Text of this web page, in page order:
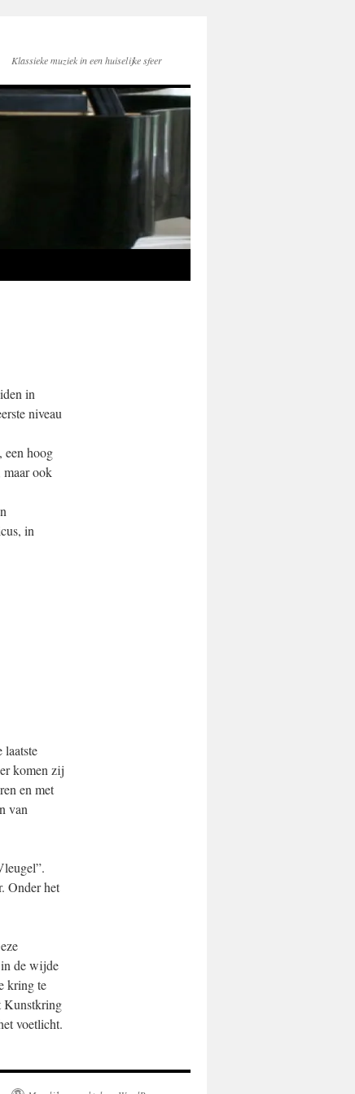
Klassieke muziek in een huiselijke sfeer
in
niveau
een hoog
maar ook
in
komen zij
en met
van
Onder het
de wijde
kring te
Kunstkring
voetlicht.